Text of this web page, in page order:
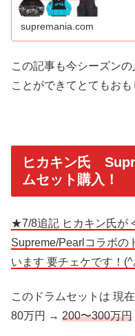
supremania.com
この記事も今シーズン
ことができてとてもお
ヒカキン氏
ムセット購入！
★7/8追記 ヒカキン氏が
Supreme/Pearlコラボの
います 要チェケです！(^
このドラムセットは 現
80万円 → 200〜300万円